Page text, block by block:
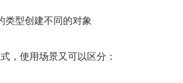
类型创建不同的对象
，使用场景又可以区分：